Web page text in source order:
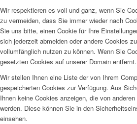
Wir respektieren es voll und ganz, wenn Sie
zu vermeiden, dass Sie immer wieder nach
Sie uns bitte, einen Cookie für Ihre
sich jederzeit abmelden oder andere Cookies
vollumfänglich nutzen zu können. Wenn Sie
gesetzten Cookies auf unserer Domain entfernt.
Wir stellen Ihnen eine Liste der von Ihrem
gespeicherten Cookies zur Verfügung. Aus
Ihnen keine Cookies anzeigen, die von
werden. Diese können Sie in den
einsehen.